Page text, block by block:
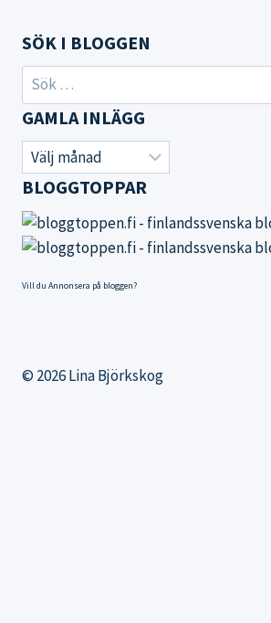
SÖK I BLOGGEN
Sök
efter:
GAMLA INLÄGG
Gamla
inlägg
BLOGGTOPPAR
Vill du Annonsera på bloggen?
© 2026 Lina Björkskog